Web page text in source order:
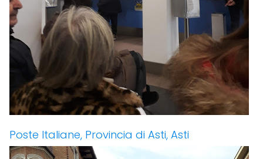
Poste Italiane, Provincia di Asti, Asti